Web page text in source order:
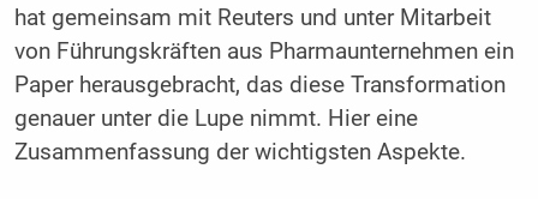
hat gemeinsam mit Reuters und unter Mitarbeit
von Führungskräften aus Pharmaunternehmen ein
Paper herausgebracht, das diese Transformation
genauer unter die Lupe nimmt. Hier eine
Zusammenfassung der wichtigsten Aspekte.